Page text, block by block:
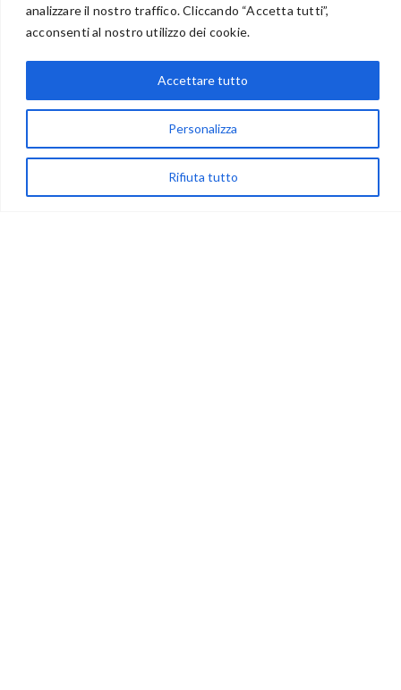
analizzare il nostro traffico. Cliccando “Accetta tutti”,
acconsenti al nostro utilizzo dei cookie.
Personalizza
Rifiuta tutto
Accettare tutto
BENVENUTI NEL PORTALE RIVENDITORI
WhatsApp